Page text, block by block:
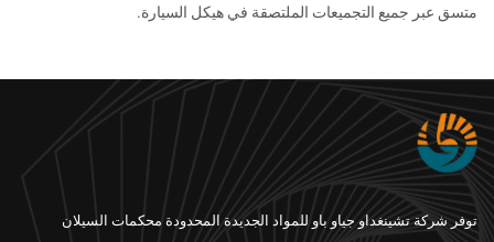
متسق عبر جميع التجميعات الملتصقة في هيكل السيارة.
توفر شركة تشينغداو جياو باو للمواد الجديدة المحدودة محكمات السيلان